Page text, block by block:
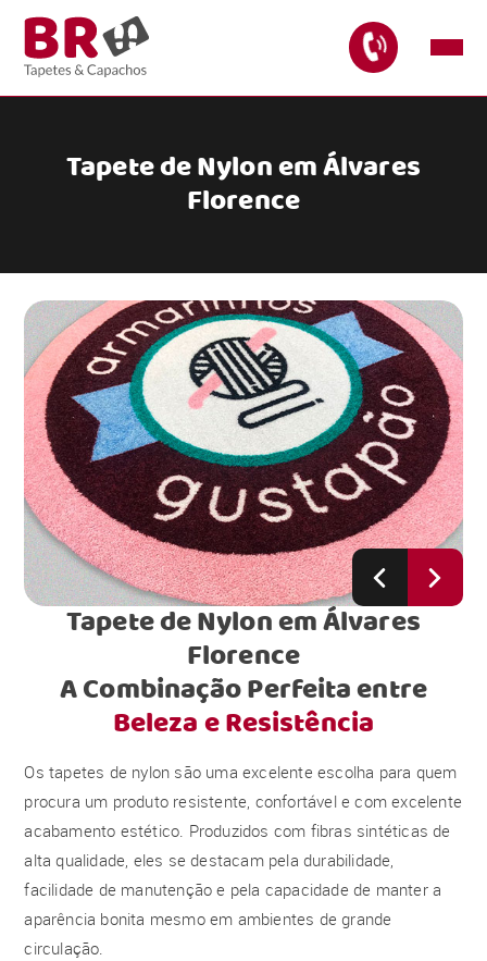
Tapete de Nylon em Álvares
Florence
Tapete de Nylon em Álvares
Florence
A Combinação Perfeita entre
Beleza e Resistência
Os tapetes de nylon são uma excelente escolha para quem
procura um produto resistente, confortável e com excelente
acabamento estético. Produzidos com fibras sintéticas de
alta qualidade, eles se destacam pela durabilidade,
facilidade de manutenção e pela capacidade de manter a
aparência bonita mesmo em ambientes de grande
circulação.